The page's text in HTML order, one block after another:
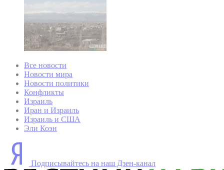
Все новости
Новости мира
Новости политики
Конфликты
Израиль
Иран и Израиль
Израиль и США
Эли Коэн
Подписывайтесь на наш Дзен-канал